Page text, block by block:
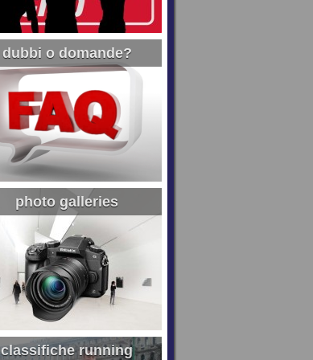
dubbi o domande?
photo galleries
classifiche running